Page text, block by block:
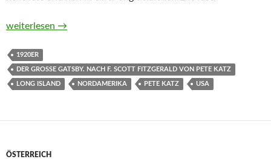
Der große Gatsby. Nach F. Scott Fitzgerald von Pete Katz
weiterlesen →
1920ER
DER GROSSE GATSBY. NACH F. SCOTT FITZGERALD VON PETE KATZ
LONG ISLAND NORDAMERIKA PETE KATZ USA
ÖSTERREICH